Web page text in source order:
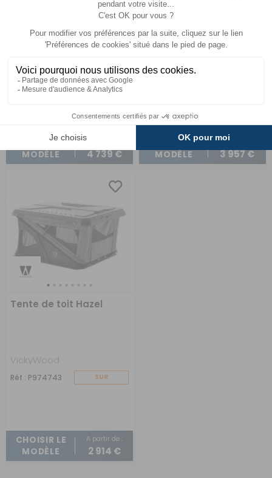
Maggiolina Air sky 360°
Réf : P974610 EN STOCK
CHOISIR LE
MODÈLE
A partir de :
4 739 €
Tente de toit
Maggiolina Grand tour
360°
CHOISIR LE
MODÈLE
A partir de :
3 957 €
Tente de toit Hazel
VickyWood
Réf : P974743
SUR
CHOISIR LE
MODÈLE
A partir de :
2 914 €